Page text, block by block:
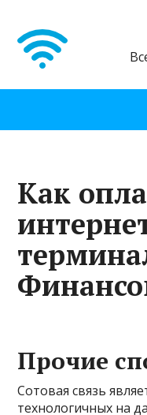
Как
Прочие
Сотовая связь
технологичных на